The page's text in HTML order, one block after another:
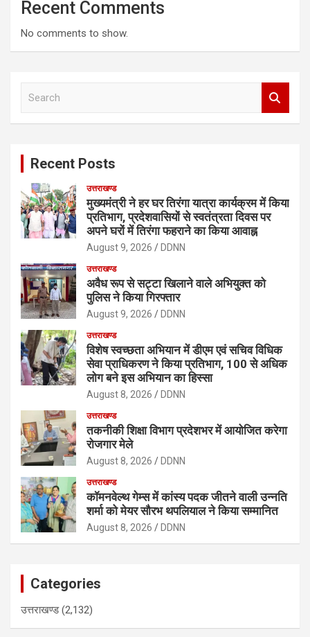
Recent Comments
No comments to show.
Recent Posts
उत्तराखण्ड
मुख्यमंत्री ने हर घर तिरंगा यात्रा कार्यक्रम में किया
प्रतिभाग, प्रदेशवासियों से स्वतंत्रता दिवस पर
अपने घरों में तिरंगा फहराने का किया आवाह्न
August 9, 2026 DDNN
उत्तराखण्ड
अवैध रूप से सट्टा खिलाने वाले अभियुक्त को
पुलिस ने किया गिरफ्तार
August 9, 2026 DDNN
उत्तराखण्ड
विशेष स्वच्छता अभियान में डीएम एवं सचिव विधिक
सेवा प्राधिकरण ने किया प्रतिभाग, 100 से अधिक
लोग बने इस अभियान का हिस्सा
August 8, 2026 DDNN
उत्तराखण्ड
तकनीकी शिक्षा विभाग प्रदेशभर में आयोजित करेगा
रोजगार मेले
August 8, 2026 DDNN
उत्तराखण्ड
कॉमनवेल्थ गेम्स में कांस्य पदक जीतने वाली उन्नति
शर्मा को मेयर सौरभ थपलियाल ने किया सम्मानित
August 8, 2026 DDNN
Categories
उत्तराखण्ड(2,132)